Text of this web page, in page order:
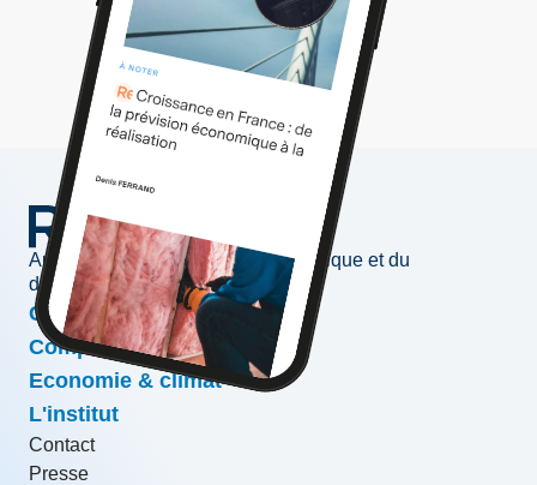
Au service de l'information économique et du
développement des entreprises
Conjoncture & prévisions
Compétitivité & croissance
Economie & climat
L'institut
Contact
Presse